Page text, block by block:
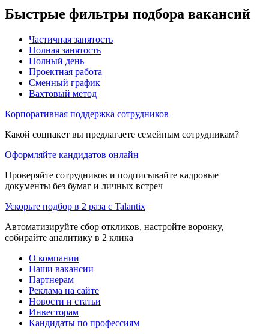
Быстрые фильтры подбора вакансий
Частичная занятость
Полная занятость
Полный день
Проектная работа
Сменный график
Вахтовый метод
Корпоративная поддержка сотрудников
Какой соцпакет вы предлагаете семейным сотрудникам?
Оформляйте кандидатов онлайн
Проверяйте сотрудников и подписывайте кадровые
документы без бумаг и личных встреч
Ускорьте подбор в 2 раза с Talantix
Автоматизируйте сбор откликов, настройте воронку,
собирайте аналитику в 2 клика
О компании
Наши вакансии
Партнерам
Реклама на сайте
Новости и статьи
Инвесторам
Кандидаты по профессиям